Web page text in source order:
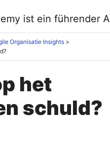
Organisatie Insights
het
schuld?